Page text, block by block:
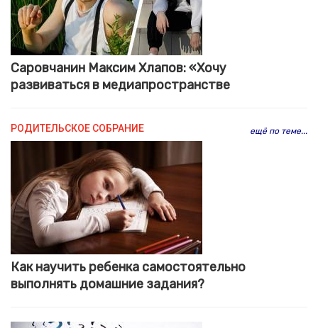
Саровчанин Максим Хлапов: «Хочу
развиваться в медиапространстве
ещё по теме...
РОДИТЕЛЬСКОЕ СОБРАНИЕ
Как научить ребенка самостоятельно
выполнять домашние задания?